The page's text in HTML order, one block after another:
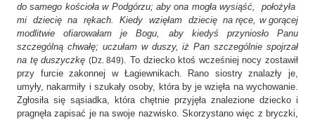
do samego kościoła w Podgórzu; aby ona mogła wysiąść, położyła
mi dziecię na rękach. Kiedy wzięłam dziecię na ręce, w gorącej
modlitwie ofiarowałam je Bogu, aby kiedyś przyniosło Panu
szczególną chwałę; uczułam w duszy, iż Pan szczególnie spojrzał
na tę duszyczkę (Dz. 849). To dziecko ktoś wcześniej nocy zostawił
przy furcie zakonnej w Łagiewnikach. Rano siostry znalazły je,
umyły, nakarmiły i szukały osoby, która by je wzięła na wychowanie.
Zgłosiła się sąsiadka, która chętnie przyjęła znalezione dziecko i
pragnęła zapisać je na swoje nazwisko. Skorzystano więc z bryczki,